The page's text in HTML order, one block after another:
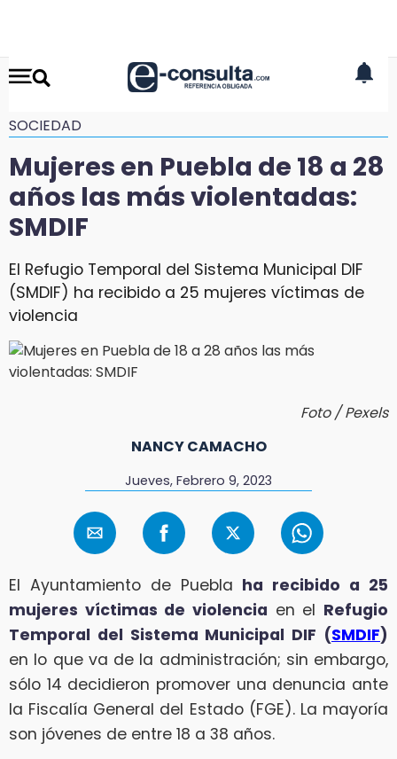
SOCIEDAD
Mujeres en Puebla de 18 a 28
años las más violentadas:
SMDIF
El Refugio Temporal del Sistema Municipal DIF
(SMDIF) ha recibido a 25 mujeres víctimas de
violencia
Foto / Pexels
NANCY CAMACHO
Jueves, Febrero 9, 2023
El Ayuntamiento de Puebla ha recibido a 25
mujeres víctimas de violencia en el Refugio
Temporal del Sistema Municipal DIF (SMDIF)
en lo que va de la administración; sin embargo,
sólo 14 decidieron promover una denuncia ante
la Fiscalía General del Estado (FGE). La mayoría
son jóvenes de entre 18 a 38 años.